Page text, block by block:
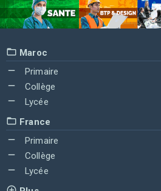
Maroc
Primaire
Collège
Lycée
France
Primaire
Collège
Lycée